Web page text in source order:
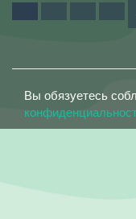
Вы обязуетесь